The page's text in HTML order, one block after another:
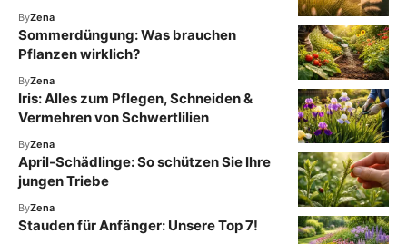
ByZena
Sommerdüngung: Was brauchen
Pflanzen wirklich?
ByZena
Iris: Alles zum Pflegen, Schneiden &
Vermehren von Schwertlilien
ByZena
April-Schädlinge: So schützen Sie Ihre
jungen Triebe
ByZena
Stauden für Anfänger: Unsere Top 7!